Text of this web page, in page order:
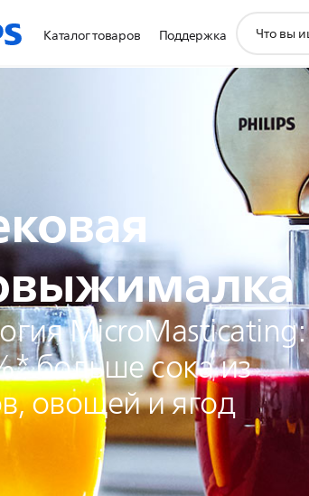
Каталог товаров Поддержка
поддержки
MicroMasticating:
больше сока из
овощей и ягод